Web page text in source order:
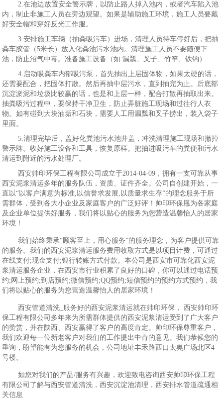
2.在池边放置安全警示牌，以防止路人掉入池内，或者汽车陷入池
内，制止非施工人员在旁边观望。如果是辅助施工环境，施工人员要戴
好安全帽和穿好反光工作服。
3.安排施工车辆（抽粪吸污车）进场，清理人员待车停好后，把抽
粪车胶管（5米长）放入化粪池污水池内。清理施工人员不要随便下
池，防止沼气中毒。准备施工设备（如:漏瓢、叉子、竹竿、铁钩）
4.启动吸粪车内部吸污泵，首先抽出上层固体物，如果太硬的话，
还需要配合，把固体打散。然后再抽中层污水，直到抽完为止。后底部
沉淀淤泥和垃圾比较赢的话，也是和上层一样，配合打散再抽取出来。
抽粪吸污过程中，要保持干净卫生，防止弄脏施工现场和过往行人衣
物。如有碰到大块油垢和石块，需要人工用漏瓢和叉子捞出，装入袋子
里面。
5.清理完毕后，盖好化粪池污水池井盖，冲洗清理施工现场和撤掉
警示牌。收好施工设备和工具，恢复原样。把抽进吸污车的粪便和污水
清运到附近的污水处理厂。
西安帅印环保工程有限公司成立于2014-04-09，拥有一支可靠从事
西安泥浆清运多年的服务队伍，资质、证件齐全。公司自创建开始，一
直以“以客户满意为标准,以信誉求发展,以质量求生存”的理念服务于所
需群体，受到各大小企业及家庭客户的广泛好评！帅印环保愿为各家庭
及企业单位提供好服务，我们将以贴心的服务为您营造温馨怡人的居家
环境！
我们始终秉承“顾客至上，用心服务”的服务理念，为客户提供可靠
的服务。我们的西安泥浆清运服务费用收取方式是以项目计费，可通过
在线支付;现金支付;银行转账方式付款。本公司是西安市可靠化西安泥
浆清运服务企业，在西安市行业积累了良好的口碑，你可以通过电话预
约;网上预约;到店预约;微信预约;QQ预约;短信预约的预约方式预约，我
们将以贴心的服务为您营造温馨怡人的居家环境！
西安管道清洗_服务好的西安泥浆清运就在帅印环保， 西安帅印环
保工程有限公司多年来为所需群体提供的西安泥浆清运受到了广大客户
的赞赏，并在陕西、西安赢得了客户的高度肯定。帅印环保尊重客户，
我们欢迎每一位新老客户对我们的工作提出中肯的意见。我们恭候您的
垂询，盼望能有为您服务的机会，公司地址丰禾路西口太奥广场北区4
号楼。
如您对我们的产品/服务有兴趣，欢迎致电咨询西安帅印环保工程
有限公司了解与西安管道清洗，西安沉淀池清理，西安排水管道疏通相
关信息